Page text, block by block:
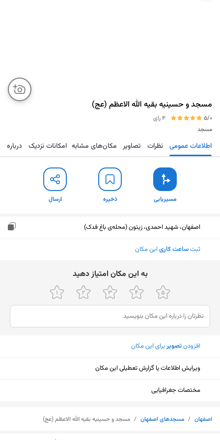
مسجد و حسینیه بقیه الله الاعظم (عج)
5/0
4 رای
مسجد
مسیریابی ذخیره ارسال اطلاعات عمومی نظرات تصاویر مکان‌های مشابه امکانات نزدیک درباره
مسیریابی ذخیره ارسال
اصفهان، شهید احمدی، زیتون (محله‌ی باغ فدک)
ثبتساعت کاری این مکان
ﺑﻪ اﯾﻦ ﻣﮑﺎن اﻣﺘﯿﺎز دﻫﯿﺪ
افزودنتصویربرای این مکان
ویرایش اطلاعات یا گزارش تعطیلی این مکان
مختصات جغرافیایی
اصفهان / مسجدهای اصفهان / مسجد و حسینیه بقیه الله الاعظم (عج)
نمایش نقشه